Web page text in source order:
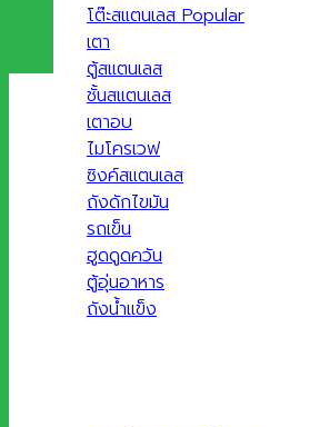
โต๊ะสแตนเลส
เตา
ตู้สแตนเลส
ชั้นสแตนเลส
เตาอบ
ไมโครเวฟ
ซิงค์สแตนเลส
ถังดักไขมัน
รถเข็น
ฮูดดูดควัน
ตู้อุ่นอาหาร
ถังน้ำแข็ง